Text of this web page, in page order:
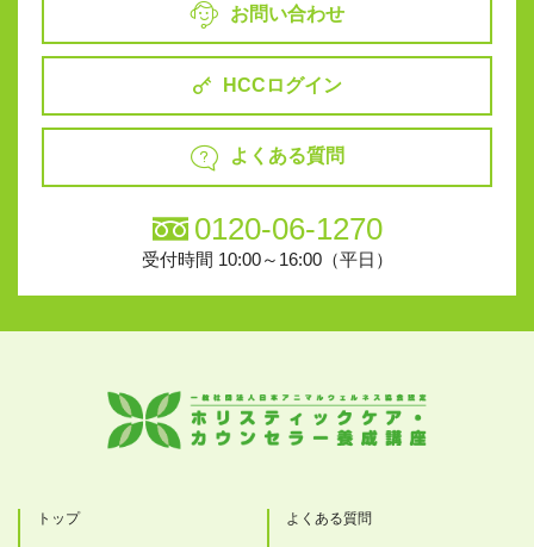
お問い合わせ
HCCログイン
よくある質問
0120-06-1270
受付時間 10:00～16:00（平日）
トップ よくある質問